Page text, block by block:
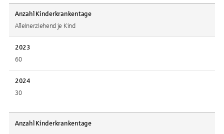
Anzahl Kinderkrankentage
Alleinerziehend je Kind
2023
60
2024
30
Anzahl Kinderkrankentage